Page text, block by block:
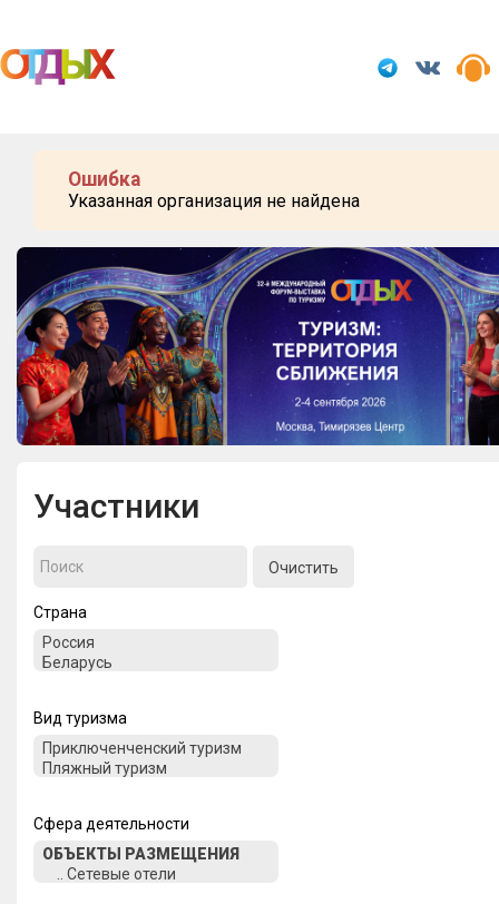
Ошибка
Указанная организация не найдена
Участники
Очистить
Страна
Вид туризма
Сфера деятельности
О сервисе
Контакты
Организаторам
СПРАВКА
Посетителям